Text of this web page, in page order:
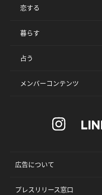
恋する
暮らす
占う
メンバーコンテンツ
広告について
プレスリリース窓口